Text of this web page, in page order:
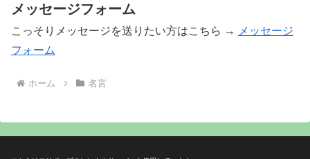
メッセージフォーム
こっそりメッセージを送りたい方はこちら →
メッセージ
フォーム
ホーム 名言